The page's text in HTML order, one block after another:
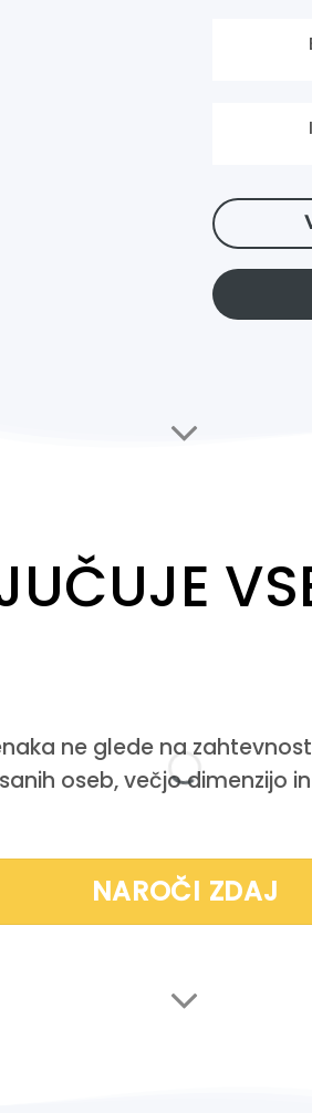
ne glede na
oseb, večjo dimenzijo
NAROČI ZDAJ